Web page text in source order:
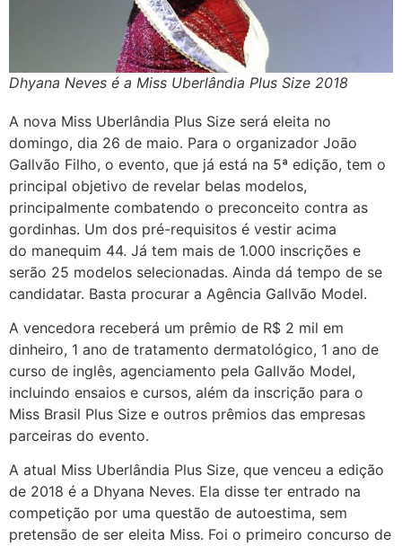
Dhyana Neves é a Miss Uberlândia Plus Size 2018
A nova Miss Uberlândia Plus Size será eleita no
domingo, dia 26 de maio. Para o organizador João
Gallvão Filho, o evento, que já está na 5ª edição, tem o
principal objetivo de revelar belas modelos,
principalmente combatendo o preconceito contra as
gordinhas. Um dos pré-requisitos é vestir acima
do manequim 44. Já tem mais de 1.000 inscrições e
serão 25 modelos selecionadas. Ainda dá tempo de se
candidatar. Basta procurar a Agência Gallvão Model.
A vencedora receberá um prêmio de R$ 2 mil em
dinheiro, 1 ano de tratamento dermatológico, 1 ano de
curso de inglês, agenciamento pela Gallvão Model,
incluindo ensaios e cursos, além da inscrição para o
Miss Brasil Plus Size e outros prêmios das empresas
parceiras do evento.
A atual Miss Uberlândia Plus Size, que venceu a edição
de 2018 é a Dhyana Neves. Ela disse ter entrado na
competição por uma questão de autoestima, sem
pretensão de ser eleita Miss. Foi o primeiro concurso de